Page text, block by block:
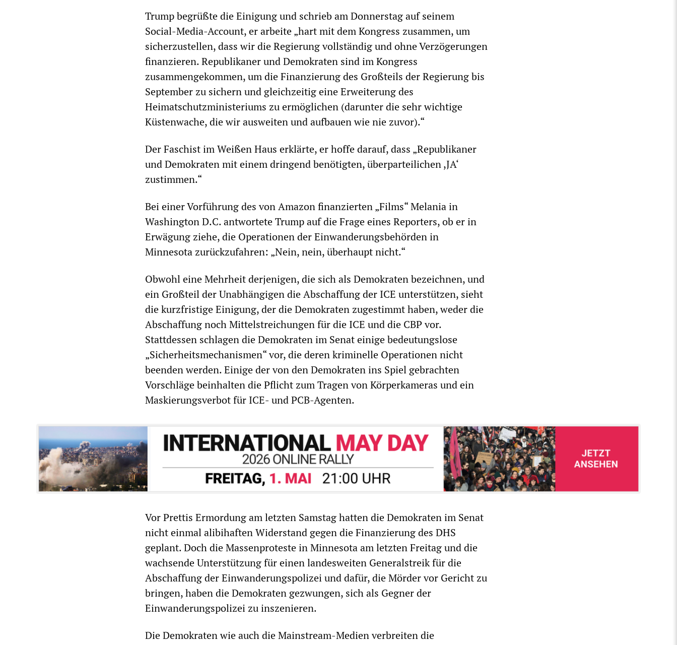
Trump begrüßte die Einigung und schrieb am Donnerstag auf seinem
Social-Media-Account, er arbeite „hart mit dem Kongress zusammen, um
sicherzustellen, dass wir die Regierung vollständig und ohne Verzögerungen
finanzieren. Republikaner und Demokraten sind im Kongress
zusammengekommen, um die Finanzierung des Großteils der Regierung bis
September zu sichern und gleichzeitig eine Erweiterung des
Heimatschutzministeriums zu ermöglichen (darunter die sehr wichtige
Küstenwache, die wir ausweiten und aufbauen wie nie zuvor).“
Der Faschist im Weißen Haus erklärte, er hoffe darauf, dass „Republikaner
und Demokraten mit einem dringend benötigten, überparteilichen ,JA‘
zustimmen.“
Bei einer Vorführung des von Amazon finanzierten „Films“ Melania in
Washington D.C. antwortete Trump auf die Frage eines Reporters, ob er in
Erwägung ziehe, die Operationen der Einwanderungsbehörden in
Minnesota zurückzufahren: „Nein, nein, überhaupt nicht.“
Obwohl eine Mehrheit derjenigen, die sich als Demokraten bezeichnen, und
ein Großteil der Unabhängigen die Abschaffung der ICE unterstützen, sieht
die kurzfristige Einigung, der die Demokraten zugestimmt haben, weder die
Abschaffung noch Mittelstreichungen für die ICE und die CBP vor.
Stattdessen schlagen die Demokraten im Senat einige bedeutungslose
„Sicherheitsmechanismen“ vor, die deren kriminelle Operationen nicht
beenden werden. Einige der von den Demokraten ins Spiel gebrachten
Vorschläge beinhalten die Pflicht zum Tragen von Körperkameras und ein
Maskierungsverbot für ICE- und PCB-Agenten.
Vor Prettis Ermordung am letzten Samstag hatten die Demokraten im Senat
nicht einmal alibihaften Widerstand gegen die Finanzierung des DHS
geplant. Doch die Massenproteste in Minnesota am letzten Freitag und die
wachsende Unterstützung für einen landesweiten Generalstreik für die
Abschaffung der Einwanderungspolizei und dafür, die Mörder vor Gericht zu
bringen, haben die Demokraten gezwungen, sich als Gegner der
Einwanderungspolizei zu inszenieren.
Die Demokraten wie auch die Mainstream-Medien verbreiten die